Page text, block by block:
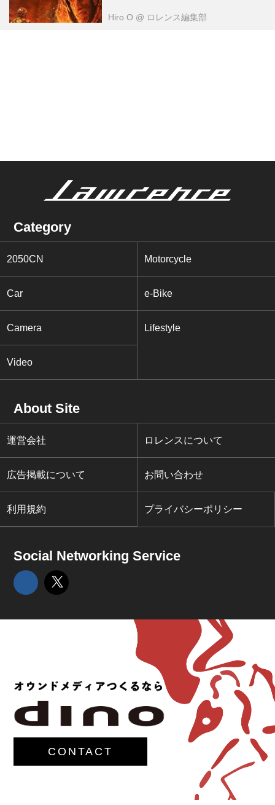
Hiro O @ ロレンス編集部
Category
2050CN Motorcycle
Car e-Bike
Camera Lifestyle
Video
About Site
運営会社 ロレンスについて
広告掲載について お問い合わせ
利用規約 プライバシーポリシー
Social Networking Service
CONTACT